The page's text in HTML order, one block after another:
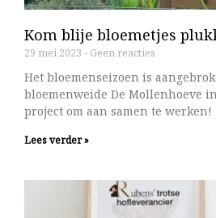
Kom blije bloemetjes
29 mei 2023 Geen reacties
Het bloemenseizoen is
bloemenweide De Mollenhoeve
project om aan samen te werken!
Lees verder »